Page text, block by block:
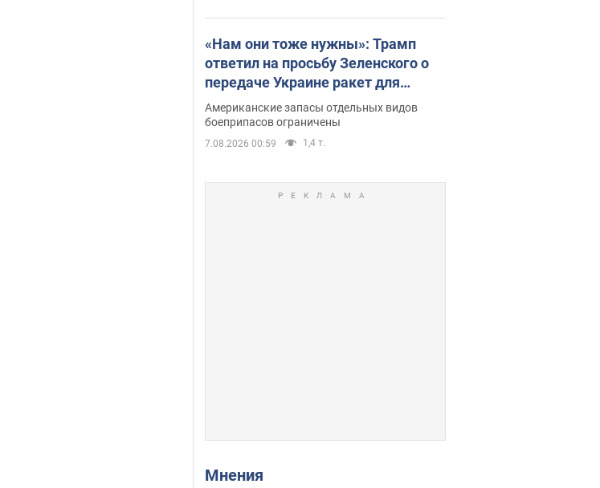
«Нам они тоже нужны»: Трамп
ответил на просьбу Зеленского о
передаче Украине ракет для
Patriot
Американские запасы отдельных видов
боеприпасов ограничены
7.08.2026 00:59 1,4 т.
Мнения